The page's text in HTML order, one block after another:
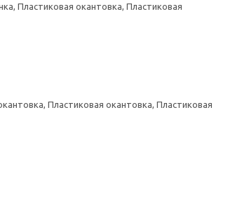
Пластиковая окантовка, Пластиковая
Пластиковая окантовка, Пластиковая